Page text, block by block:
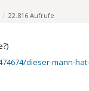
22.816 Aufrufe
dieser-mann-